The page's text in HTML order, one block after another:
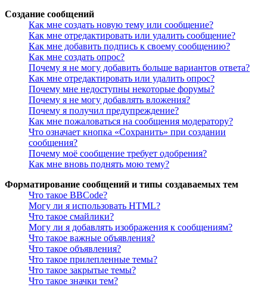
Создание сообщений
Как мне создать новую тему или сообщение?
Как мне отредактировать или удалить сообщение?
Как мне добавить подпись к своему сообщению?
Как мне создать опрос?
Почему я не могу добавить больше вариантов ответа?
Как мне отредактировать или удалить опрос?
Почему мне недоступны некоторые форумы?
Почему я не могу добавлять вложения?
Почему я получил предупреждение?
Как мне пожаловаться на сообщения модератору?
Что означает кнопка «Сохранить» при создании
сообщения?
Почему моё сообщение требует одобрения?
Как мне вновь поднять мою тему?
Форматирование сообщений и типы создаваемых тем
Что такое BBCode?
Могу ли я использовать HTML?
Что такое смайлики?
Могу ли я добавлять изображения к сообщениям?
Что такое важные объявления?
Что такое объявления?
Что такое прилепленные темы?
Что такое закрытые темы?
Что такое значки тем?